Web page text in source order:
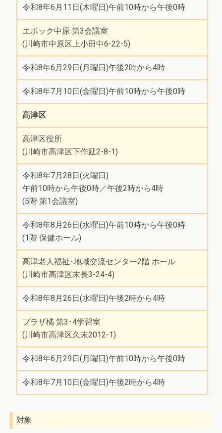
令和8年6月11日(木曜日)午前10時から午後0時
エポック中原 第3会議室
(川崎市中原区上小田中6-22-5)
令和8年6月29日(月曜日)午後2時から4時
令和8年7月10日(金曜日)午前10時から午後0時
高津区
高津区役所
(川崎市高津区下作延2-8-1)
令和8年7月28日(火曜日)
午前10時から午後0時／午後2時から4時
(5階 第1会議室)
令和8年8月26日(水曜日)午前10時から午後0時
(1階 保健ホール)
高津老人福祉･地域交流センター2階 ホール
(川崎市高津区末長3-24-4)
令和8年8月26日(水曜日)午後2時から4時
プラザ橘 第3･4学習室
(川崎市高津区久末2012-1)
令和8年6月29日(月曜日)午前10時から午後0時
令和8年7月10日(金曜日)午後2時から4時
対象